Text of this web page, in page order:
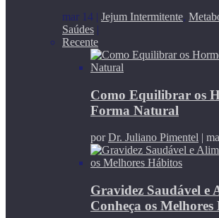
mar 14 | Jejum Intermitente,
Saúdes |
Recente
Como Equilibrar os
Forma Natural
porDr. Juliano Pimentel |
Gravidez Saudável e
Conheça os Melhores